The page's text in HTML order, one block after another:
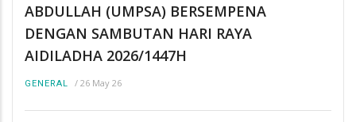
ABDULLAH (UMPSA) BERSEMPENA
DENGAN SAMBUTAN HARI RAYA
AIDILADHA 2026/1447H
GENERAL / 26 May 26